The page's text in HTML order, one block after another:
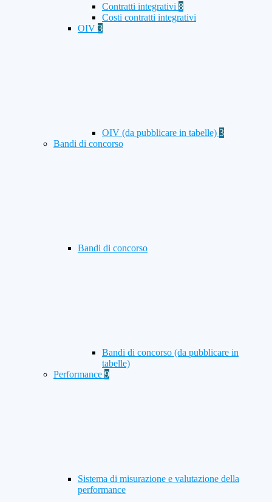
Contratti integrativi 8
Costi contratti integrativi
OIV 3
OIV (da pubblicare in tabelle) 3
Bandi di concorso
Bandi di concorso
Bandi di concorso (da pubblicare in
tabelle)
Performance 9
Sistema di misurazione e valutazione della
performance